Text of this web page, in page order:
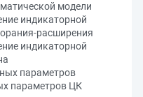
модели
индикаторной
расширения
индикаторной
параметров
параметров ЦК